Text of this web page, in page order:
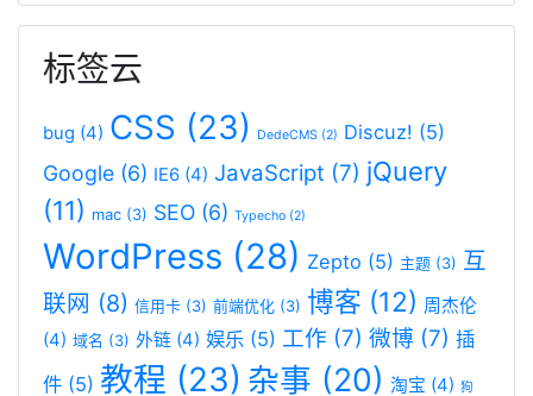
标签云
bug (4) CSS (23) DedeCMS (2) Discuz! (5)
Google (6) IE6 (4) JavaScript (7) jQuery
(11) mac (3) SEO (6) Typecho (2)
WordPress (28) Zepto (5) 主题 (3) 互
联网 (8) 信用卡 (3) 前端优化 (3) 博客 (12) 周杰伦
(4) 域名 (3) 外链 (4) 娱乐 (5) 工作 (7) 微博 (7) 插
件 (5) 教程 (23) 杂事 (20) 淘宝 (4) 狗